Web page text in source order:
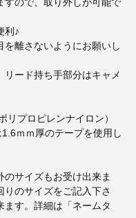
利♪
離さないようにお願いし
ード持ち手部分はキャメ
プロピレンナイロン）
ｍｍ厚のテープを使用し
サイズもお受け出来ま
のサイズをご記入下さ
ます。詳細は「ネームタ